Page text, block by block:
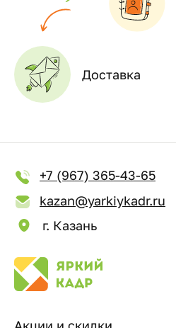
Доставка
+7 (967) 365-43-65
kazan@yarkiykadr.ru
г. Казань